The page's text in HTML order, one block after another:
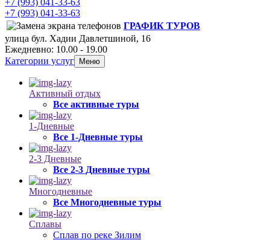
+7 (993) 041-33-63
+7 (993) 041-33-63
ГРАФИК ТУРОВ
улица бул. Хадии Давлетшиной, 16
Ежедневно: 10.00 - 19.00
Категории услуг
Меню
Активный отдых
Все активные туры
1-Дневные
Все 1-Дневные туры
2-3 Дневные
Все 2-3 Дневные туры
Многодневные
Все Многодневные туры
Сплавы
Сплав по реке Зилим